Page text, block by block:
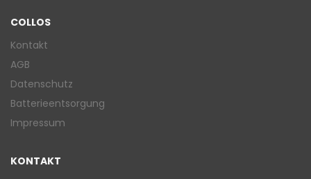
COLLOS
Kontakt
AGB
Datenschutz
Batterieentsorgung
Impressum
KONTAKT